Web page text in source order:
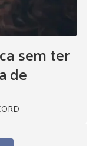
sem ter
de